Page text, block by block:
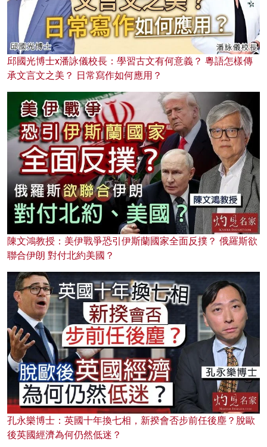
邱國光博士x潘詠儀校長：學習古文有何意義？ 粵語怎樣傳
承文言文之美？ 日常寫作如何應用？
陳文鴻教授：美伊戰爭恐引伊斯蘭國家全面反撲？ 俄羅斯欲
聯合伊朗 對付北約美國？
孔永樂博士：英國十年換七相，新揆會否步前任後塵？脫歐
後英國經濟為何仍然低迷？